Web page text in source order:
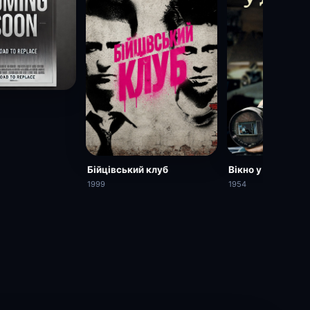
Бійцівський клуб
1999
Вікно у двір
1954